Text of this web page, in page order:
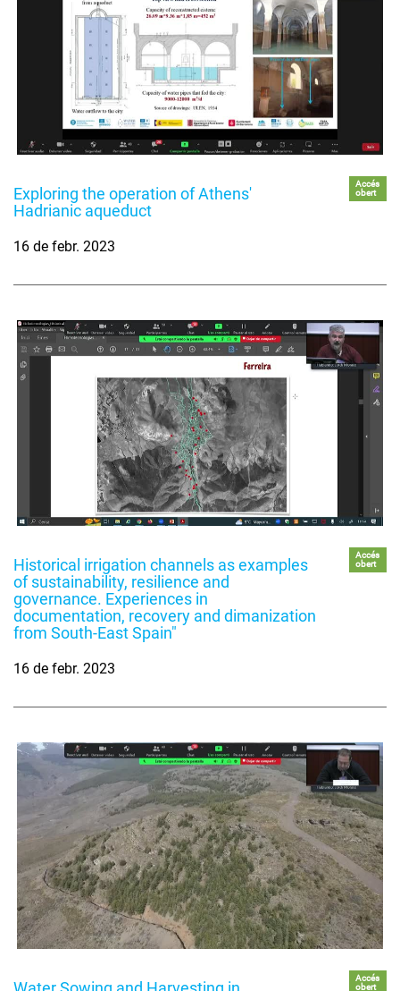
Exploring the operation of Athens'
Hadrianic aqueduct
Accés
obert
16 de febr. 2023
Historical irrigation channels as examples
of sustainability, resilience and
governance. Experiences in
documentation, recovery and dimanization
from South-East Spain"
Accés
obert
16 de febr. 2023
Accés
obert